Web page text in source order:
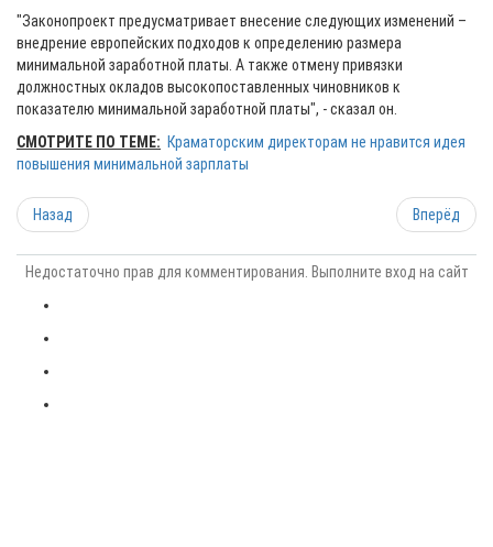
"Законопроект предусматривает внесение следующих изменений –
внедрение европейских подходов к определению размера
минимальной заработной платы. А также отмену привязки
должностных окладов высокопоставленных чиновников к
показателю минимальной заработной платы", - сказал он.
СМОТРИТЕ ПО ТЕМЕ: Краматорским директорам не нравится идея
повышения минимальной зарплаты
Назад Вперёд
Недостаточно прав для комментирования. Выполните вход на сайт